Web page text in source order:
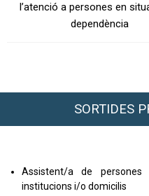
l’atenció a persones en
dependència
SORTIDES
Assistent/a de
institucions i/o domicilis